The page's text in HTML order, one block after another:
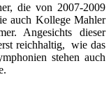
die von 2007-2009
auch Kollege Mahler
Angesichts dieser
reichhaltig, wie das
stehen auch